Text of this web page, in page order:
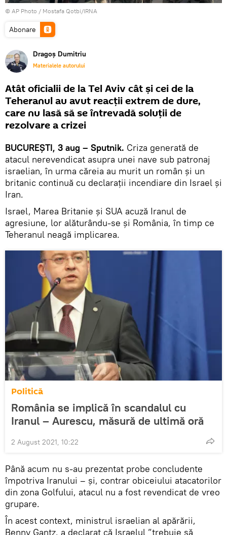
© AP Photo / Mostafa Qotbi/IRNA
Abonare
Dragoș Dumitriu
Materialele autorului
Atât oficialii de la Tel Aviv cât și cei de la
Teheranul au avut reacții extrem de dure,
care nu lasă să se întrevadă soluții de
rezolvare a crizei
BUCUREȘTI, 3 aug – Sputnik. Criza generată de
atacul nerevendicat asupra unei nave sub patronaj
israelian, în urma căreia au murit un român și un
britanic continuă cu declarații incendiare din Israel și
Iran.
Israel, Marea Britanie și SUA acuză Iranul de
agresiune, lor alăturându-se și România, în timp ce
Teheranul neagă implicarea.
Politică
România se implică în scandalul cu
Iranul – Aurescu, măsură de ultimă oră
2 August 2021, 10:22
Până acum nu s-au prezentat probe concludente
împotriva Iranului – și, contrar obiceiului atacatorilor
din zona Golfului, atacul nu a fost revendicat de vreo
grupare.
În acest context, ministrul israelian al apărării,
Benny Gantz, a declarat că Israelul ”trebuie să